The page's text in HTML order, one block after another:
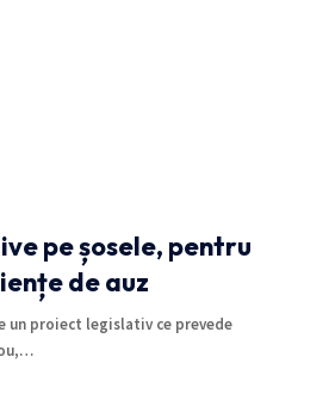
pe șosele, pentru
de auz
un proiect legislativ ce prevede
…